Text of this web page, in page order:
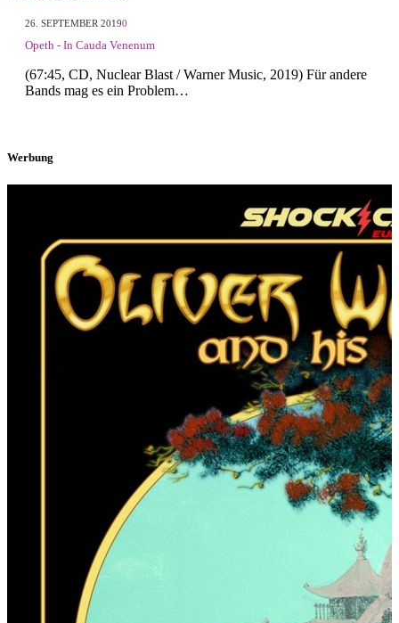
26. SEPTEMBER 20190
Opeth - In Cauda Venenum
(67:45, CD, Nuclear Blast / Warner Music, 2019) Für andere
Bands mag es ein Problem…
Werbung